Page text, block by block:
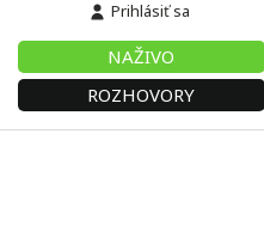
Prihlásiť sa
NAŽIVO
ROZHOVORY